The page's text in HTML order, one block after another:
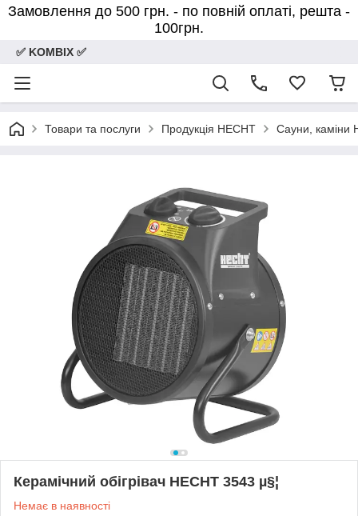
Замовлення до 500 грн. - по повній оплаті, решта -
100грн.
✅ KOMBIX ✅
Товари та послуги Продукція HECHT Сауни, каміни
Керамічний обігрівач HECHT 3543 µ§¦
Немає в наявності